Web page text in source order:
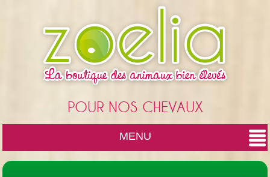
POUR NOS CHEVAUX
MENU